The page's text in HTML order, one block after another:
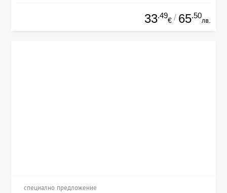
33.49
€ / 65.50
лв.
специално предложение